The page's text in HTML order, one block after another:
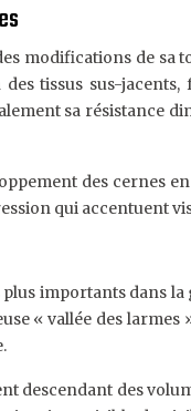
modifications de
tissus sus-
sa résistance
des cernes
qui accentuent
importants dans la
« vallée des
descendant des